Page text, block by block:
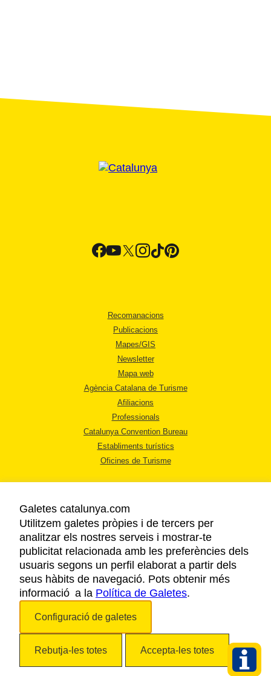
Recomanacions
Publicacions
Mapes/GIS
Newsletter
Mapa web
Agència Catalana de Turisme
Afiliacions
Professionals
Catalunya Convention Bureau
Establiments turístics
Oficines de Turisme
AVÍS LEGAL
POLÍTICA DE PRIVACITAT
COOKIES
ACCESSIBILITAT
Galetes catalunya.com
Utilitzem galetes pròpies i de tercers per
analitzar els nostres serveis i mostrar-te
publicitat relacionada amb les preferències dels
usuaris segons un perfil elaborat a partir dels
seus hàbits de navegació. Pots obtenir més
informació a la Política de Galetes.
Configuració de galetes
Rebutja-les totes Accepta-les totes